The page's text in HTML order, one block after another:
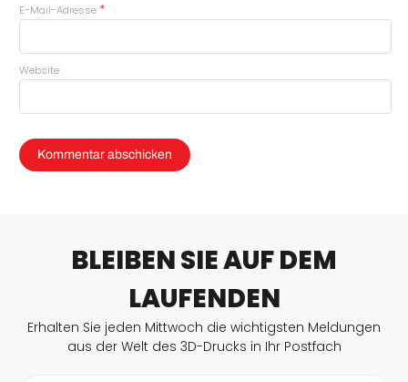
E-Mail-Adresse *
Website
BLEIBEN SIE AUF DEM
LAUFENDEN
Erhalten Sie jeden Mittwoch die wichtigsten Meldungen
aus der Welt des 3D-Drucks in Ihr Postfach